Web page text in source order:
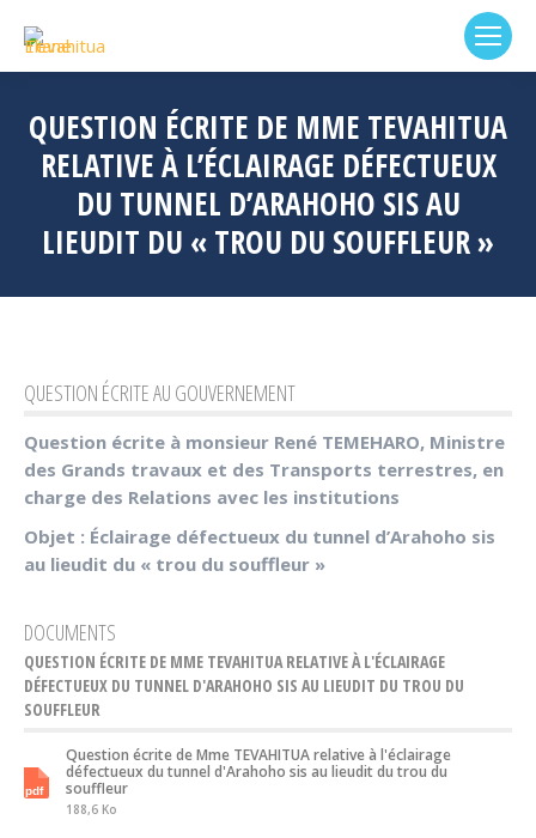
QUESTION ÉCRITE DE MME TEVAHITUA
RELATIVE À L’ÉCLAIRAGE DÉFECTUEUX
DU TUNNEL D’ARAHOHO SIS AU
LIEUDIT DU « TROU DU SOUFFLEUR »
QUESTION ÉCRITE AU GOUVERNEMENT
Question écrite à monsieur René TEMEHARO, Ministre
des Grands travaux et des Transports terrestres, en
charge des Relations avec les institutions
Objet : Éclairage défectueux du tunnel d’Arahoho sis
au lieudit du « trou du souffleur »
DOCUMENTS
QUESTION ÉCRITE DE MME TEVAHITUA RELATIVE À L'ÉCLAIRAGE
DÉFECTUEUX DU TUNNEL D'ARAHOHO SIS AU LIEUDIT DU TROU DU
SOUFFLEUR
Question écrite de Mme TEVAHITUA relative à l'éclairage
défectueux du tunnel d'Arahoho sis au lieudit du trou du
souffleur
188,6 Ko